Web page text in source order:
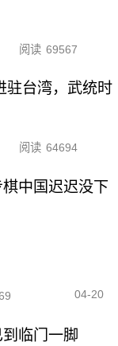
阅读 69567
驻台湾，武统时
阅读 64694
中国迟迟没下
04-20
临门一脚